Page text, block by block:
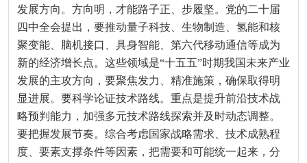
发展方向。方向明，才能路子正、步履坚。党的二十届
四中全会提出，要推动量子科技、生物制造、氢能和核
聚变能、脑机接口、具身智能、第六代移动通信等成为
新的经济增长点。这些领域是“十五五”时期我国未来产业
发展的主攻方向，要聚焦发力、精准施策，确保取得明
显进展。要科学论证技术路线。重点是提升前沿技术战
略预判能力，加强多元技术路线探索并及时动态调整。
要把握发展节奏。综合考虑国家战略需求、技术成熟程
度、要素支撑条件等因素，把需要和可能统一起来，分